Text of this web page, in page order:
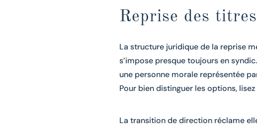
Reprise des
La structure juridique de la reprise
s’impose presque toujours en
une personne morale représentée
Pour bien distinguer les options,
La transition de direction réclame